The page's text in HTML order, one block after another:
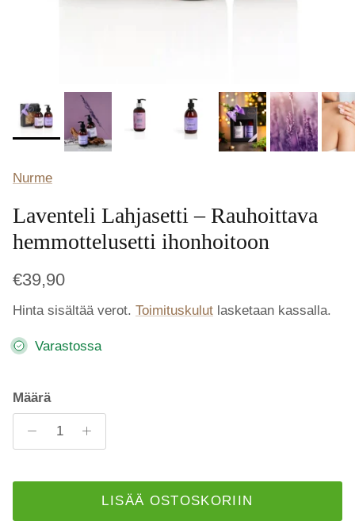
Nurme
Laventeli Lahjasetti – Rauhoittava
hemmottelusetti ihonhoitoon
€39,90
Hinta sisältää verot. Toimituskulut lasketaan kassalla.
Varastossa
Määrä
LISÄÄ OSTOSKORIIN